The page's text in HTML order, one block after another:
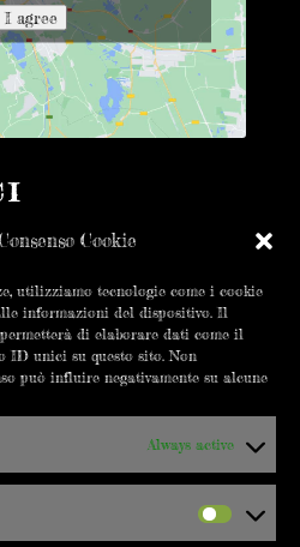
Cookie
utilizziamo tecnologie come i cookie
informazioni del dispositivo. Il
di elaborare dati come il
ID unici su questo sito. Non
può influire negativamente su alcune
Always active
I agree
20R